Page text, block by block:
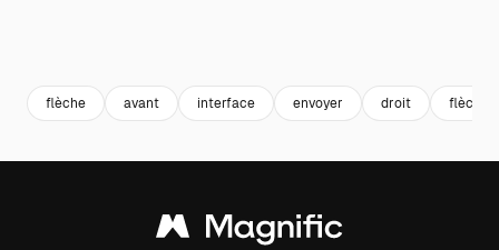
flèche avant interface envoyer droit flèches